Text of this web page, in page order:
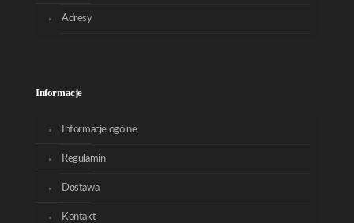
Adresy
Informacje
Informacje ogólne
Regulamin
Dostawa
Kontakt